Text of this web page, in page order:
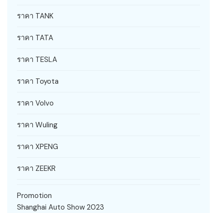
ราคา TANK
ราคา TATA
ราคา TESLA
ราคา Toyota
ราคา Volvo
ราคา Wuling
ราคา XPENG
ราคา ZEEKR
Promotion
Shanghai Auto Show 2023